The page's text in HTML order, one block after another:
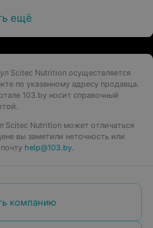
ещё
Scitec Nutrition осуществляется
по указанному адресу продавца.
103.by носит справочный
Scitec Nutrition может отличаться
вы заметили неточность или
help@103.by.
компанию